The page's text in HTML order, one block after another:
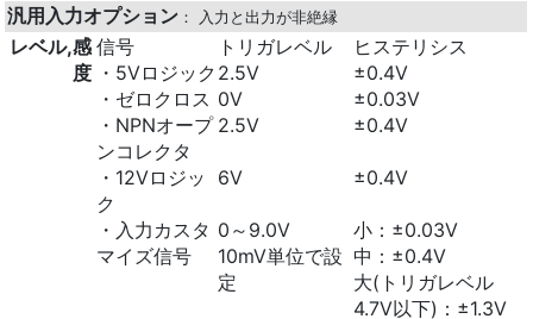
汎用入力オプション ： 入力と出力が非絶縁
レベル,感
度
信号 トリガレベル
ヒステリシス
・5Vロジック 2.5V
±0.4V
・ゼロクロス 0V
±0.03V
・NPNオープ
ンコレクタ
2.5V ±0.4V
・12Vロジッ
ク
6V ±0.4V
・入力カスタ
マイズ信号
0～9.0V
10mV単位で設
定
小：±0.03V
中：±0.4V
大(トリガレベル
4.7V以下)：±1.3V